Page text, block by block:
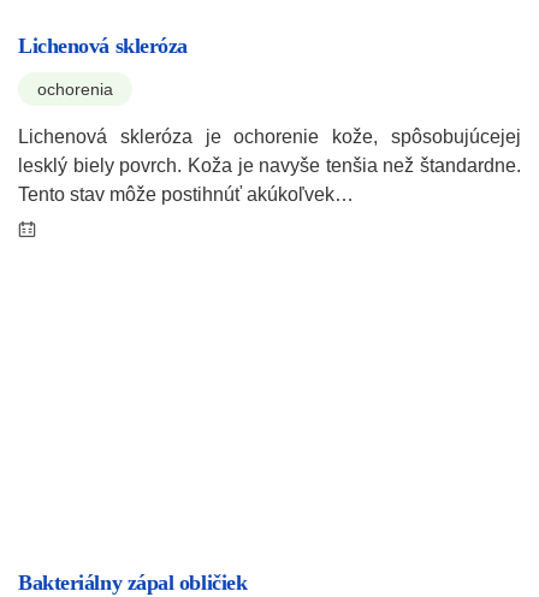
Lichenová skleróza
ochorenia
Lichenová skleróza je ochorenie kože, spôsobujúcejej
lesklý biely povrch. Koža je navyše tenšia než štandardne.
Tento stav môže postihnúť akúkoľvek…
Bakteriálny zápal obličiek